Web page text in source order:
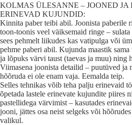
KOLMAS ÜLESANNE – JOONED JA
ERINEVAD KUJUNDID:
Kinnita paber teibi abil. Joonista paberile
toon-toonis veel väiksemaid ringe –
sees pehmelt liikudes kas vatipulga või
pehme paberi abil. Kujunda maastik sama
ja lõpuks värvi taust (taevas ja muu) ning
Viimasena joonista detailid – puutüved ja
hõõruda ei ole enam vaja. Eemalda teip.
Selles tehnikas võib teha palju erinevaid
õpetada lastele erinevate kujundite piires
pastellidega värvimist – kasutades
jooni, jättes osa neist selgeks või
valikul.